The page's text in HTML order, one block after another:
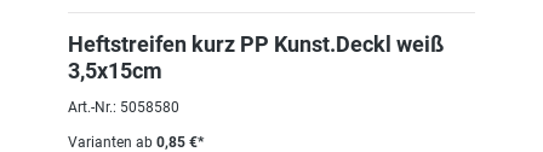
Heftstreifen kurz PP Kunst.Deckl weiß
3,5x15cm
Art.-Nr.: 5058580
Varianten ab 0,85 €*